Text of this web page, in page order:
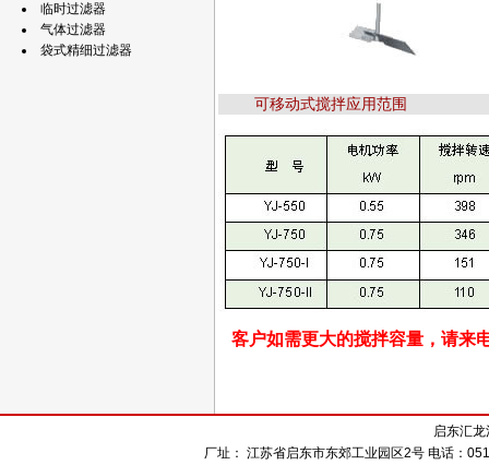
临时过滤器
气体过滤器
袋式精细过滤器
可移动式搅拌应用范围
客户如需更大的搅拌容量，请来
启东汇
厂址： 江苏省启东市东郊工业园区2号 电话：